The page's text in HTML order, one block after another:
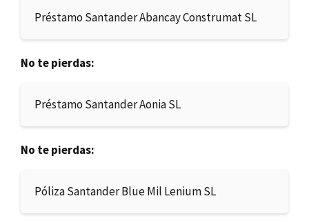
Préstamo Santander Abancay Construmat SL
No te pierdas:
Préstamo Santander Aonia SL
No te pierdas:
Póliza Santander Blue Mil Lenium SL